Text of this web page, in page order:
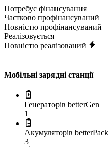
Потребує фінансування
Частково профінансуваний
Повністю профінансуваний
Реалізовується
Повністю реалізований
Мобільні зарядні станції
Генераторів betterGen
1
Акумуляторів betterPack
3